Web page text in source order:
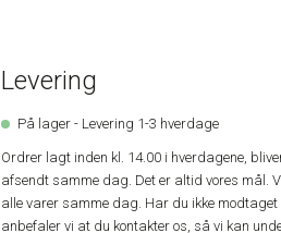
Levering
På lager - Levering 1-3 hverdage
Ordrer lagt inden kl. 14.00 i hverdagene,
afsendt samme dag. Det er altid vores mål.
alle varer samme dag. Har du ikke modtaget
anbefaler vi at du kontakter os, så vi kan